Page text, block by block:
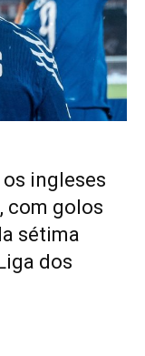
os ingleses
com golos
sétima
dos